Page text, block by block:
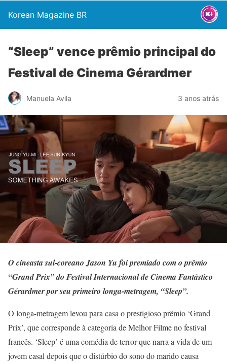
Korean Magazine BR
“Sleep” vence prêmio principal do
Festival de Cinema Gérardmer
Manuela Avila 3 anos atrás
O cineasta sul-coreano Jason Yu foi premiado com o prêmio
“Grand Prix” do Festival Internacional de CinemaFantástico
Gérardmer por seu primeiro longa-metragem, “Sleep”.
O longa-metragem levou para casa o prestigioso prêmio ‘Grand
Prix’, que corresponde à categoria de Melhor Filme no festival
francês. ‘Sleep’ é uma comédia de terror que narra a vida de um
jovem casal depois que o distúrbio do sono do marido causa